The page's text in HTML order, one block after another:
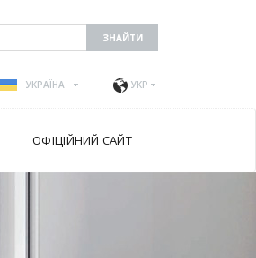
УКРАЇНА УКР
ОФІЦІЙНИЙ САЙТ